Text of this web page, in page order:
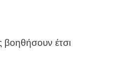
βοηθήσουν έτσι